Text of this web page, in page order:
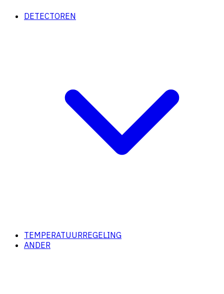
DETECTOREN
TEMPERATUURREGELING
ANDER